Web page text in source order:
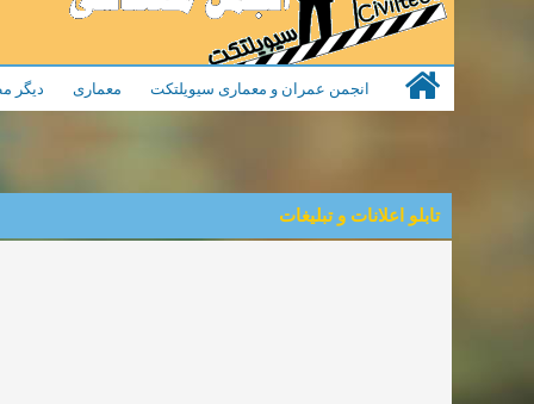
انجمن عمران و معماری سیویلتکت معماری دیگر
تابلو اعلانات و تبلیغات